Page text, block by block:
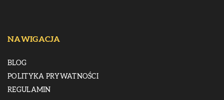
NAWIGACJA
BLOG
POLITYKA PRYWATNOŚCI
REGULAMIN